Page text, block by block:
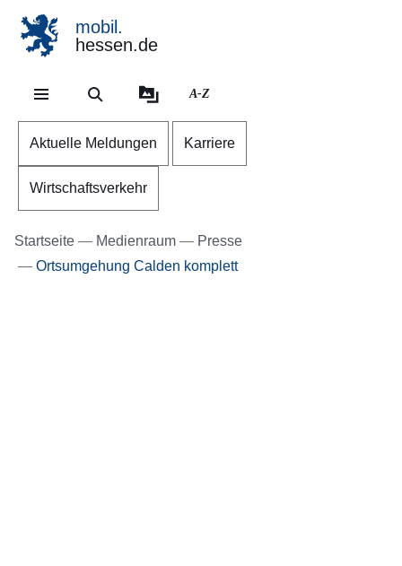
mobil.
hessen.de
A-Z
Aktuelle Meldungen Karriere
Wirtschaftsverkehr
Startseite Medienraum
Presse
Ortsumgehung Calden komplett